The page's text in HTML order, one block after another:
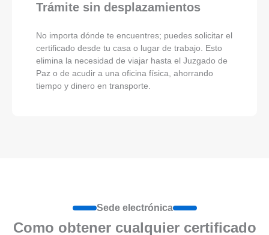
Trámite sin desplazamientos
No importa dónde te encuentres; puedes solicitar el
certificado desde tu casa o lugar de trabajo. Esto
elimina la necesidad de viajar hasta el Juzgado de
Paz o de acudir a una oficina física, ahorrando
tiempo y dinero en transporte.
Sede electrónica
Como obtener cualquier certificado